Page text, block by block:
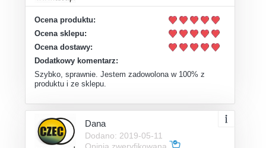
Ocena produktu:
Ocena sklepu:
Ocena dostawy:
Dodatkowy komentarz:
Szybko, sprawnie. Jestem zadowolona w 100% z
produktu i ze sklepu.
Dana
Dodano: 2019-05-11